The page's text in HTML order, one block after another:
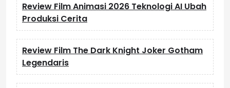
Review Film Animasi 2026 Teknologi AI Ubah
Produksi Cerita
Review Film The Dark Knight Joker Gotham
Legendaris